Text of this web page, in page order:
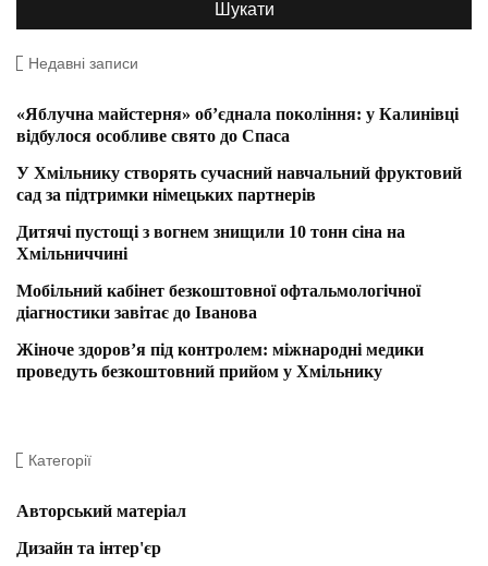
Недавні записи
«Яблучна майстерня» об’єднала покоління: у Калинівці
відбулося особливе свято до Спаса
У Хмільнику створять сучасний навчальний фруктовий
сад за підтримки німецьких партнерів
Дитячі пустощі з вогнем знищили 10 тонн сіна на
Хмільниччині
Мобільний кабінет безкоштовної офтальмологічної
діагностики завітає до Іванова
Жіноче здоров’я під контролем: міжнародні медики
проведуть безкоштовний прийом у Хмільнику
Категорії
Авторський матеріал
Дизайн та інтер'єр